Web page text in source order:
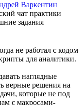
Варкентин
чат практики
задания
не работал с кодом
для аналитики.
наглядные
верные решения на
которые не под
с макросами-